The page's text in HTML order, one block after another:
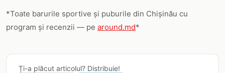
*Toate barurile sportive și puburile din Chișinău cu
program și recenzii — pe around.md*
Ți-a plăcut articolul? Distribuie!